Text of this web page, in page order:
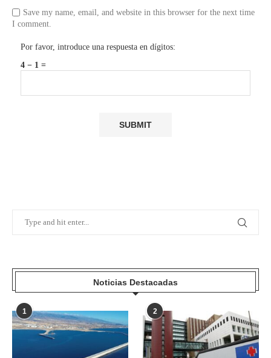
Save my name, email, and website in this browser for the next time
I comment.
Por favor, introduce una respuesta en dígitos:
4 − 1 =
Noticias Destacadas
1 2